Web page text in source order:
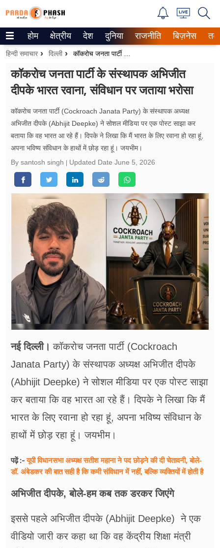
Trending on Google News
ePaper
वेब स्टोरीज
उत्तर प्रदेश
गैलरी
रिलेशनशिप
जीवन मंत्रा
ब्‍यूटी
जॉब्स
शिक्षा
होम क्षेत्रीय देश दुनिया राजनीति बिज़नेस
हिन्दी समाचार दिल्ली
कॉकरोच जनता पार्टी के संस्थापक अभिजीत
दीपके भारत रवाना, संविधान पर जताया भरोसा
कॉकरोच जनता पार्टी (Cockroach Janata Party) के संस्थापक अध्यक्ष
अभिजीत दीपके (Abhijit Deepke) ने सोशल मीडिया पर एक पोस्ट साझा कर
बताया कि वह भारत आ रहे हैं। दिपके ने लिखा कि मैं भारत के लिए रवाना हो रहा हूं,
अपना भविष्य संविधान के हाथों में छोड़ रहा हूं। जयभीम।
By santosh singh
Updated Date June 5, 2026
नई दिल्ली। कॉकरोच जनता पार्टी (Cockroach
Janata Party) के संस्थापक अध्यक्ष अभिजीत दीपके
(Abhijit Deepke) ने सोशल मीडिया पर एक पोस्ट साझा
कर बताया कि वह भारत आ रहे हैं। दिपके ने लिखा कि मैं
भारत के लिए रवाना हो रहा हूं, अपना भविष्य संविधान के
हाथों में छोड़ रहा हूं। जयभीम।
पढ़ें :-यूपी विधानसभा अध्यक्ष सतीश महाना ने पद छोड़ने की दी चेतावनी, बोले-
डॉ. अंबेडकर की बात सही है कि कमी संविधान में नहीं, बल्कि व्यक्तियों में होती है
अभिजीत दीपके, बोले-हम कब तक डरकर जिएंगे
इससे पहले अभिजीत दीपके (Abhijit Deepke) ने एक
वीडियो जारी कर कहा था कि वह केंद्रीय शिक्षा मंत्री